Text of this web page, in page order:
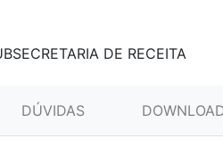
DE RECEITA
DÚVIDAS